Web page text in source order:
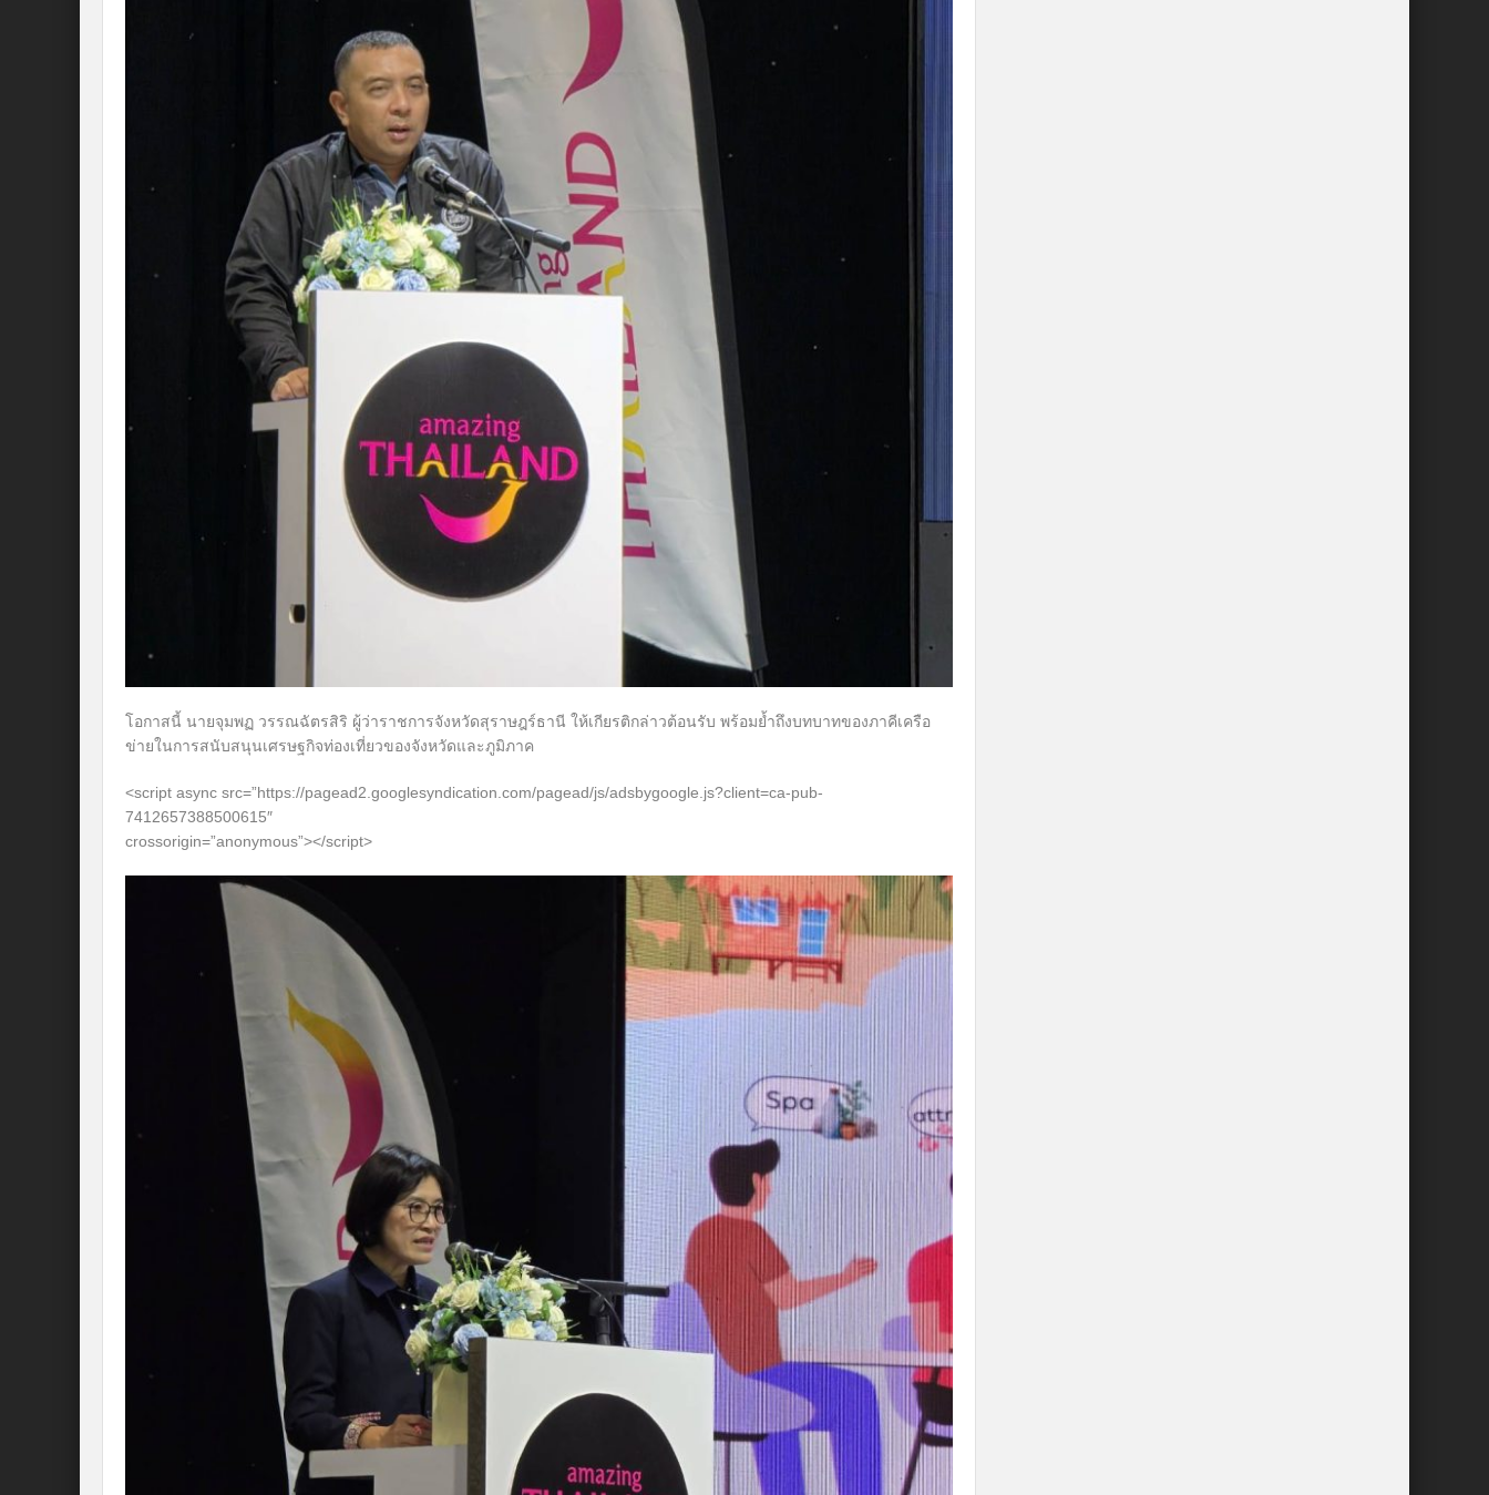
โอกาสนี้ นายจุมพฏ วรรณฉัตรสิริ ผู้ว่าราชการจังหวัดสุราษฎร์ธานี ให้เกียรติกล่าวต้อนรับ พร้อมย้ำถึงบทบาทของภาคีเครือ
ข่ายในการสนับสนุนเศรษฐกิจท่องเที่ยวของจังหวัดและภูมิภาค
<script async src=”https://pagead2.googlesyndication.com/pagead/js/adsbygoogle.js?client=ca-pub-
7412657388500615″
crossorigin=”anonymous”></script>